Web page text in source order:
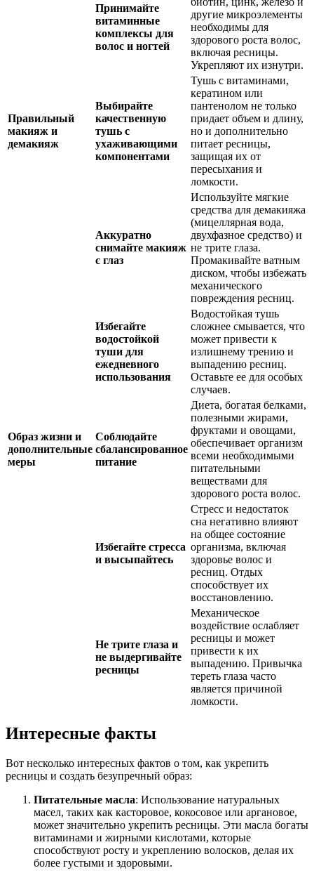
Принимайте
витаминные
комплексы для
волос и ногтей
другие микроэлементы
необходимы для
здорового роста волос,
включая ресницы.
Укрепляют их изнутри.
Правильный
макияж и
демакияж
Выбирайте
качественную
тушь с
ухаживающими
компонентами
Тушь с витаминами,
кератином или
пантенолом не только
придает объем и длину,
но и дополнительно
питает ресницы,
защищая их от
пересыхания и
ломкости.
Аккуратно
снимайте макияж
с глаз
Используйте мягкие
средства для демакияжа
(мицеллярная вода,
двухфазное средство) и
не трите глаза.
Промакивайте ватным
диском, чтобы избежать
механического
повреждения ресниц.
Избегайте
водостойкой
туши для
ежедневного
использования
Водостойкая тушь
сложнее смывается, что
может привести к
излишнему трению и
выпадению ресниц.
Оставьте ее для особых
случаев.
Образ жизни и
дополнительные
меры
Соблюдайте
сбалансированное
питание
Диета, богатая белками,
полезными жирами,
фруктами и овощами,
обеспечивает организм
всеми необходимыми
питательными
веществами для
здорового роста волос.
Избегайте стресса
и высыпайтесь
Стресс и недостаток
сна негативно влияют
на общее состояние
организма, включая
здоровье волос и
ресниц. Отдых
способствует их
восстановлению.
Не трите глаза и
не выдергивайте
ресницы
Механическое
воздействие ослабляет
ресницы и может
привести к их
выпадению. Привычка
тереть глаза часто
является причиной
ломкости.
Интересные факты
Вот несколько интересных фактов о том, как укрепить
ресницы и создать безупречный образ:
Питательные масла: Использование натуральных
масел, таких как касторовое, кокосовое или аргановое,
может значительно укрепить ресницы. Эти масла богаты
витаминами и жирными кислотами, которые
способствуют росту и укреплению волосков, делая их
более густыми и здоровыми.